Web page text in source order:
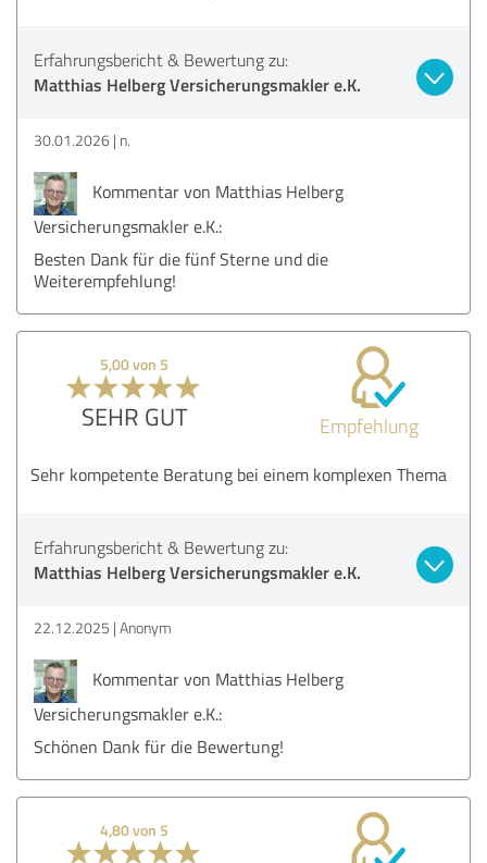
Erfahrungsbericht & Bewertung zu:
Matthias Helberg Versicherungsmakler e.K.
30.01.2026 n.
Kommentar von Matthias Helberg
Versicherungsmakler e.K.:
Besten Dank für die fünf Sterne und die
Weiterempfehlung!
5,00 von 5
SEHR GUT Empfehlung
Sehr kompetente Beratung bei einem komplexen Thema
Erfahrungsbericht & Bewertung zu:
Matthias Helberg Versicherungsmakler e.K.
22.12.2025 Anonym
Kommentar von Matthias Helberg
Versicherungsmakler e.K.:
Schönen Dank für die Bewertung!
4,80 von 5